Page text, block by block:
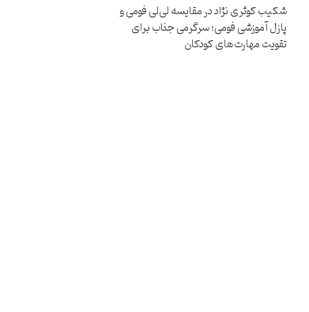
شکیب کوثری نژاددرمقایسه لی‌لی فومی و
پازل آموزشی فومی؛ سرگرمی جذاب برای
تقویت مهارت‌های کودکان